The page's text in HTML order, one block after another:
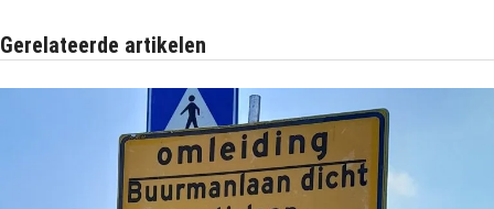
Gerelateerde artikelen